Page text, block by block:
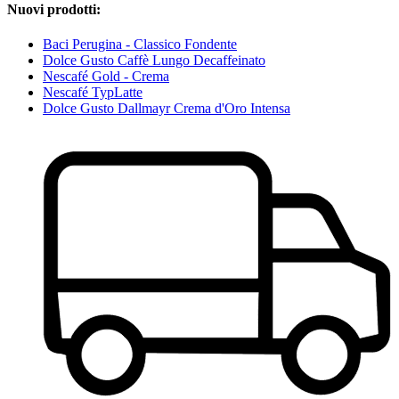
Nuovi prodotti:
Baci Perugina - Classico Fondente
Dolce Gusto Caffè Lungo Decaffeinato
Nescafé Gold - Crema
Nescafé TypLatte
Dolce Gusto Dallmayr Crema d'Oro Intensa